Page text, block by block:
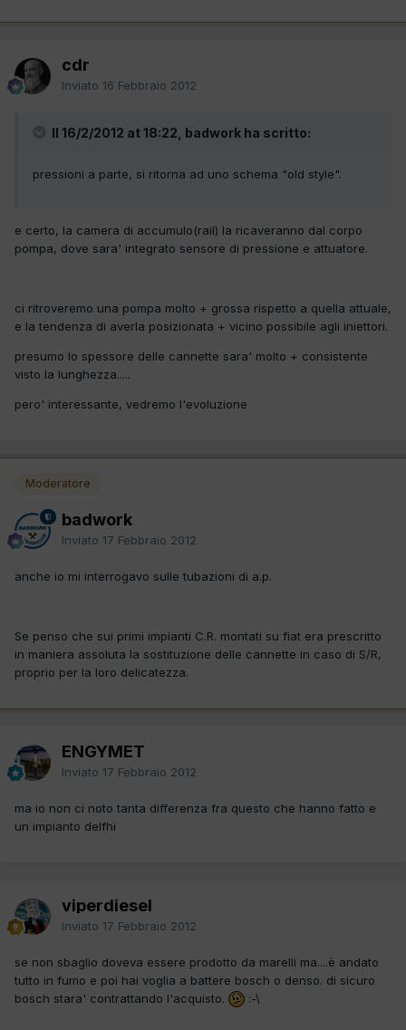
cdr
Inviato 16 Febbraio 2012
Il 16/2/2012 at 18:22, badwork ha scritto:
pressioni a parte, si ritorna ad uno schema "old style".
e certo, la camera di accumulo(rail) la ricaveranno dal corpo
pompa, dove sara' integrato sensore di pressione e attuatore.
ci ritroveremo una pompa molto + grossa rispetto a quella attuale,
e la tendenza di averla posizionata + vicino possibile agli iniettori.
presumo lo spessore delle cannette sara' molto + consistente
visto la lunghezza.....
pero' interessante, vedremo l'evoluzione
Moderatore
badwork
Inviato 17 Febbraio 2012
anche io mi interrogavo sulle tubazioni di a.p.
Se penso che sui primi impianti C.R. montati su fiat era prescritto
in maniera assoluta la sostituzione delle cannette in caso di S/R,
proprio per la loro delicatezza.
ENGYMET
Inviato 17 Febbraio 2012
ma io non ci noto tanta differenza fra questo che hanno fatto e
un impianto delfhi
viperdiesel
Inviato 17 Febbraio 2012
se non sbaglio doveva essere prodotto da marelli ma....è andato
tutto in fumo e poi hai voglia a battere bosch o denso. di sicuro
bosch stara' contrattando l'acquisto.
:-\